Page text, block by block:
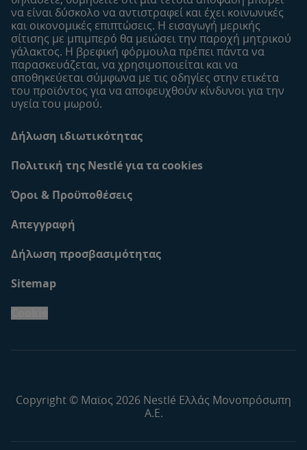
να είναι δύσκολο να αντιστραφεί και έχει κοινωνικές
και οικονομικές επιπτώσεις. Η εισαγωγή μερικής
σίτισης με μπιμπερό θα μειώσει την παροχή μητρικού
γάλακτος. Η βρεφική φόρμουλα πρέπει πάντα να
παρασκευάζεται, να χρησιμοποιείται και να
αποθηκεύεται σύμφωνα με τις οδηγίες στην ετικέτα
του προϊόντος για να αποφευχθούν κίνδυνοι για την
υγεία του μωρού.
Δήλωση ιδιωτικότητας
Πολιτική της Nestlé για τα cookies
Όροι & Προϋποθέσεις
Απεγγραφή
Δήλωση προσβασιμότητας
Sitemap
Copyright © Μαϊος 2026 Nestlé Ελλάς Μονοπρόσωπη
Α.Ε.